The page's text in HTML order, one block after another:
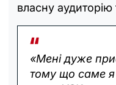
власну аудиторію
«Мені дуже
тому що саме я